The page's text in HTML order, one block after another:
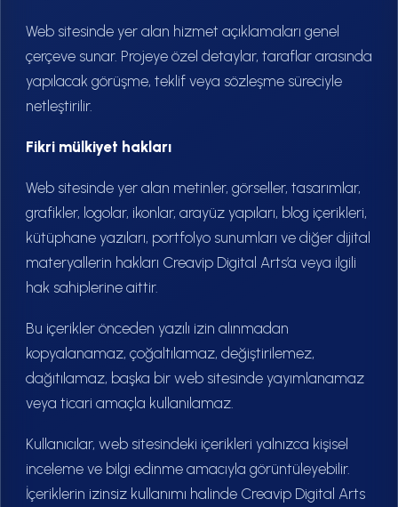
Web sitesinde yer alan hizmet açıklamaları genel
çerçeve sunar. Projeye özel detaylar, taraflar arasında
yapılacak görüşme, teklif veya sözleşme süreciyle
netleştirilir.
Fikri mülkiyet hakları
Web sitesinde yer alan metinler, görseller, tasarımlar,
grafikler, logolar, ikonlar, arayüz yapıları, blog içerikleri,
kütüphane yazıları, portfolyo sunumları ve diğer dijital
materyallerin hakları Creavip Digital Arts’a veya ilgili
hak sahiplerine aittir.
Bu içerikler önceden yazılı izin alınmadan
kopyalanamaz, çoğaltılamaz, değiştirilemez,
dağıtılamaz, başka bir web sitesinde yayımlanamaz
veya ticari amaçla kullanılamaz.
Kullanıcılar, web sitesindeki içerikleri yalnızca kişisel
inceleme ve bilgi edinme amacıyla görüntüleyebilir.
İçeriklerin izinsiz kullanımı halinde Creavip Digital Arts